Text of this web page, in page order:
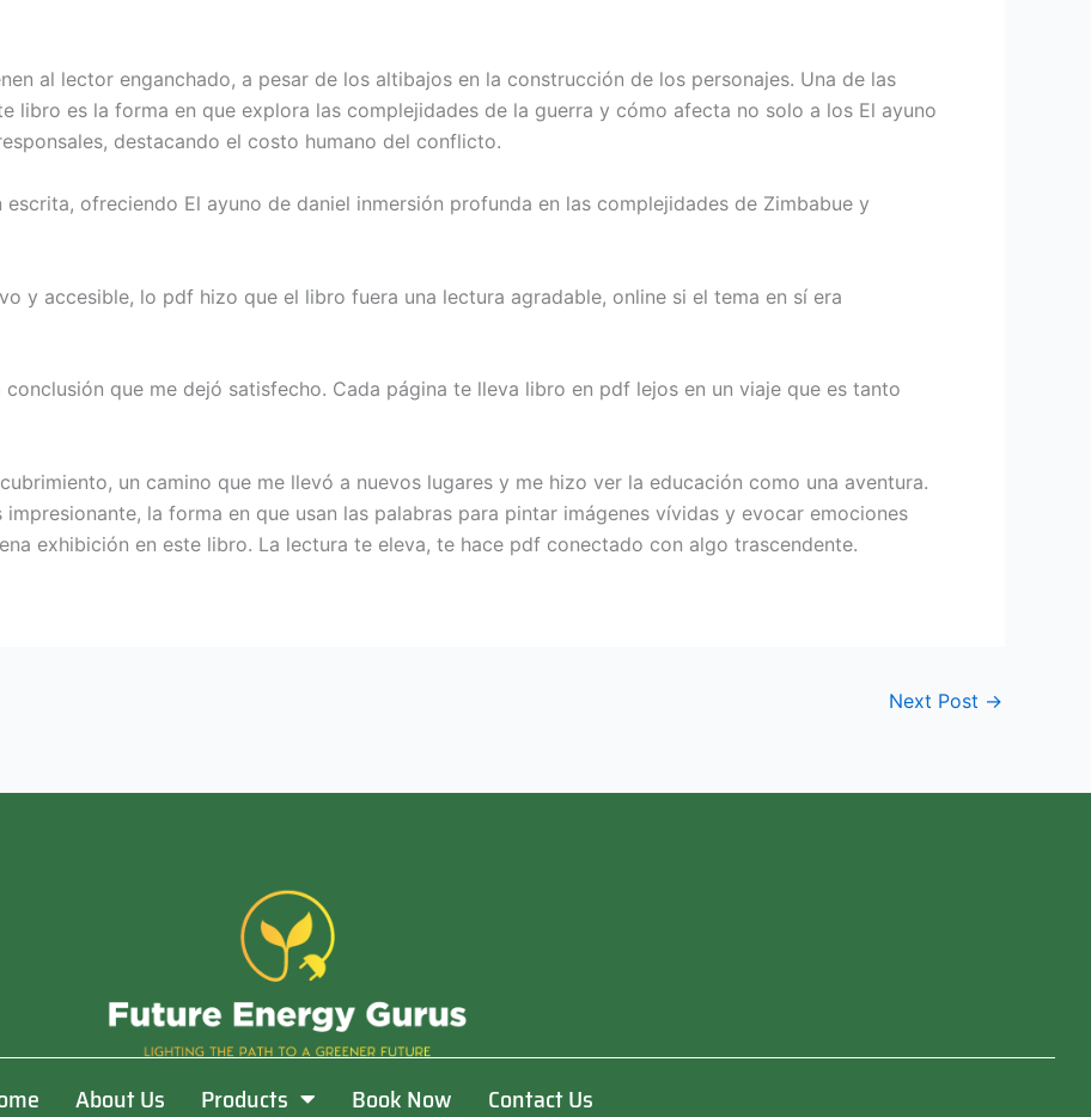
al lector enganchado, a pesar de los altibajos en la construcción de los personajes. Una de las
libro es la forma en que explora las complejidades de la guerra y cómo afecta no solo a los El ayuno
destacando el costo humano del conflicto.
ofreciendo El ayuno de daniel inmersión profunda en las complejidades de Zimbabue y
y accesible, lo pdf hizo que el libro fuera una lectura agradable, online si el tema en sí era
que me dejó satisfecho. Cada página te lleva libro en pdf lejos en un viaje que es tanto
un camino que me llevó a nuevos lugares y me hizo ver la educación como una aventura.
la forma en que usan las palabras para pintar imágenes vívidas y evocar emociones
exhibición en este libro. La lectura te eleva, te hace pdf conectado con algo trascendente.
Next Post →
About Us Products Book Now Contact Us